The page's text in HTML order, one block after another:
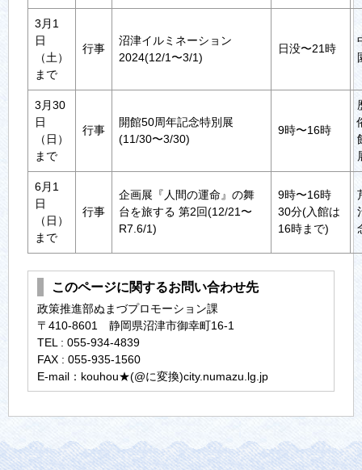
3月1
日
（土）
まで
行事
沼津イルミネーション
2024(12/1〜3/1)
日没〜21時
3月30
日
（日）
まで
行事
開館50周年記念特別展
(11/30〜3/30)
9時〜16時
6月1
日
（日）
まで
行事
企画展『人間の運命』の舞
台を旅する 第2回(12/21〜
R7.6/1)
9時〜16時
30分(入館は
16時まで)
このページに関するお問い合わせ先
政策推進部ぬまづプロモーション課
〒410-8601 静岡県沼津市御幸町16-1
TEL : 055-934-4839
FAX : 055-935-1560
E-mail：kouhou★(@に変換)city.numazu.lg.jp